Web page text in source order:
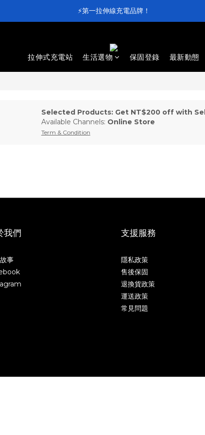
⚡第一拉伸線充電品牌！
⚡第一拉伸線充電品牌！
滿 $4,000 即享免運
拉伸式充電站 生活選物 保固登錄 最新動態
Selected Products: Get NT$200 off with
Available Channels: Online Store
Term & Condition
我們
事
支援服務
隱私政策
售後保固
退換貨政策
運送政策
常見問題